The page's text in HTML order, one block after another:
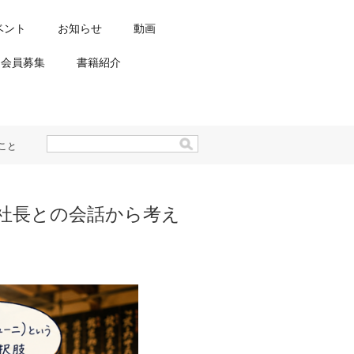
ト お知らせ 動画
会員募集 書籍紹介
と
との会話から考え